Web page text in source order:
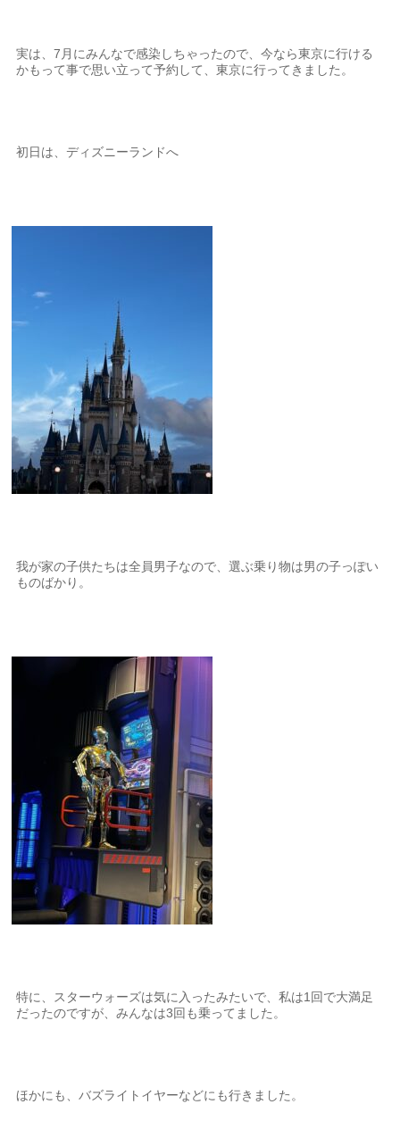
実は、7月にみんなで感染しちゃったので、今なら東京に行ける
かもって事で思い立って予約して、東京に行ってきました。
初日は、ディズニーランドへ
我が家の子供たちは全員男子なので、選ぶ乗り物は男の子っぽい
ものばかり。
特に、スターウォーズは気に入ったみたいで、私は1回で大満足
だったのですが、みんなは3回も乗ってました。
ほかにも、バズライトイヤーなどにも行きました。